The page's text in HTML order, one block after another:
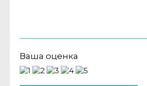
Ваша оценка